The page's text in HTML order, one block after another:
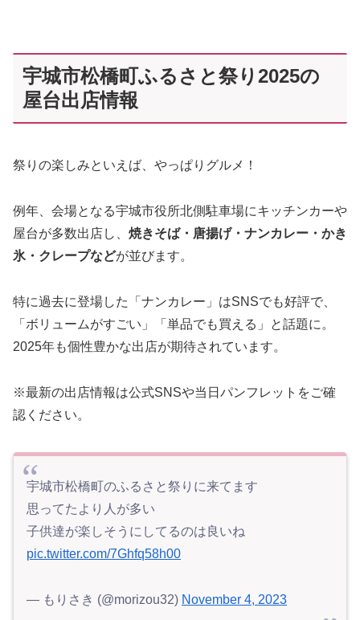
宇城市松橋町ふるさと祭り2025の
屋台出店情報
祭りの楽しみといえば、やっぱりグルメ！
例年、会場となる宇城市役所北側駐車場にキッチンカーや
屋台が多数出店し、 焼きそば・唐揚げ・ナンカレー・かき
氷・クレープなどが並びます。
特に過去に登場した「ナンカレー」はSNSでも好評で、
「ボリュームがすごい」「単品でも買える」と話題に。
2025年も個性豊かな出店が期待されています。
※最新の出店情報は公式SNSや当日パンフレットをご確
認ください。
宇城市松橋町のふるさと祭りに来てます
思ってたより人が多い
子供達が楽しそうにしてるのは良いね
pic.twitter.com/7Ghfq58h00
— もりさき (@morizou32) November 4, 2023